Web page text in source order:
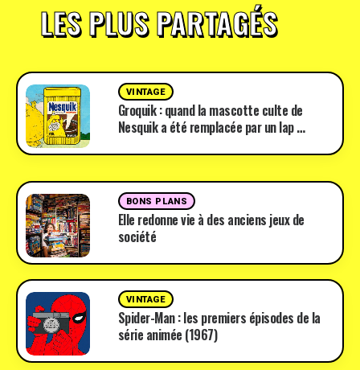
LES PLUS PARTAGÉS
VINTAGE
Groquik : quand la mascotte culte de
Nesquik a été remplacée par un lap …
BONS PLANS
Elle redonne vie à des anciens jeux de
société
VINTAGE
Spider-Man : les premiers épisodes de la
série animée (1967)